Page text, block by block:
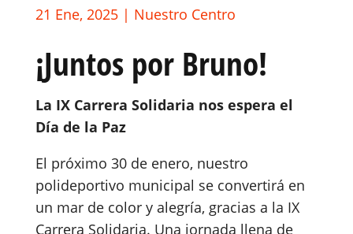
21 Ene, 2025| Nuestro Centro
¡Juntos por Bruno!
La IX Carrera Solidaria nos espera el
Día de la Paz
El próximo 30 de enero, nuestro
polideportivo municipal se convertirá en
un mar de color y alegría, gracias a la IX
Carrera Solidaria. Una jornada llena de